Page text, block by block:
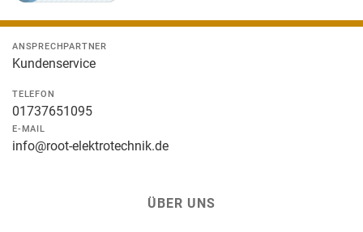
ANSPRECHPARTNER
Kundenservice
TELEFON
01737651095
E-MAIL
info@root-elektrotechnik.de
ÜBER UNS